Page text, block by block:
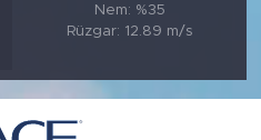
Nem: %35
Rüzgar: 12.89 m/s